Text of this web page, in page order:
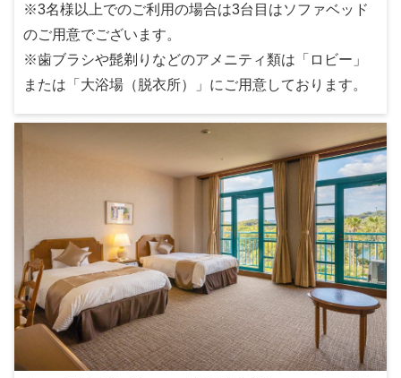
※3名様以上でのご利用の場合は3台目はソファベッド
のご用意でございます。
※歯ブラシや髭剃りなどのアメニティ類は「ロビー」
または「大浴場（脱衣所）」にご用意しております。